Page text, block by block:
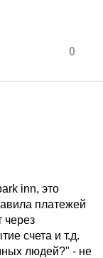
0
inn, это
платежей
через
счета и т.д.
людей?" - не